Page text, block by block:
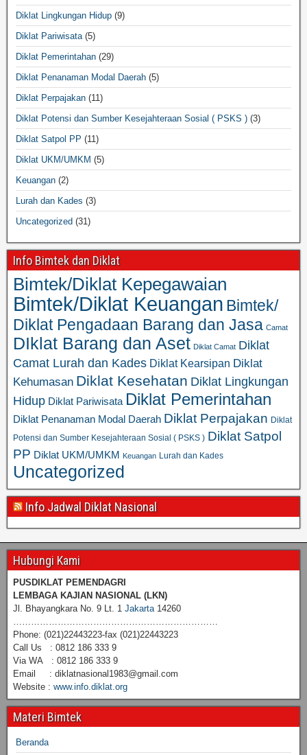
Diklat Lingkungan Hidup (9)
Diklat Pariwisata(5)
Diklat Pemerintahan (29)
Diklat Penanaman Modal Daerah (5)
Diklat Perpajakan (11)
Diklat Potensi dan Sumber Kesejahteraan Sosial ( PSKS ) (3)
Diklat Satpol PP (11)
Diklat UKM/UMKM (5)
Keuangan (2)
Lurah dan Kades (3)
Uncategorized (31)
Info Bimtek dan Diklat
Bimtek/Diklat Kepegawaian
Bimtek/Diklat Keuangan Bimtek/
Diklat Pengadaan Barang dan Jasa Camat
DIklat Barang dan Aset Diklat Camat Diklat
Camat Lurah dan Kades Diklat Kearsipan Diklat
Kehumasan Diklat Kesehatan Diklat Lingkungan
Hidup Diklat Pariwisata Diklat Pemerintahan
Diklat Penanaman Modal Daerah Diklat Perpajakan Diklat
Potensi dan Sumber Kesejahteraan Sosial ( PSKS ) Diklat Satpol
PP Diklat UKM/UMKM Keuangan Lurah dan Kades
Uncategorized
Info Jadwal Diklat Nasional
Hubungi Kami
PUSDIKLAT PEMENDAGRI
LEMBAGA KAJIAN NASIONAL (LKN)
Jl. Bhayangkara No. 9 Lt. 1 Jakarta14260
……………………………………………………………
Phone: (021)22443223-fax (021)22443223
Call Us : 0812 186 333 9
Via WA : 0812 186 333 9
Email : diklatnasional1983@gmail.com
Website : www.info.diklat.org
Materi Bimtek
Beranda